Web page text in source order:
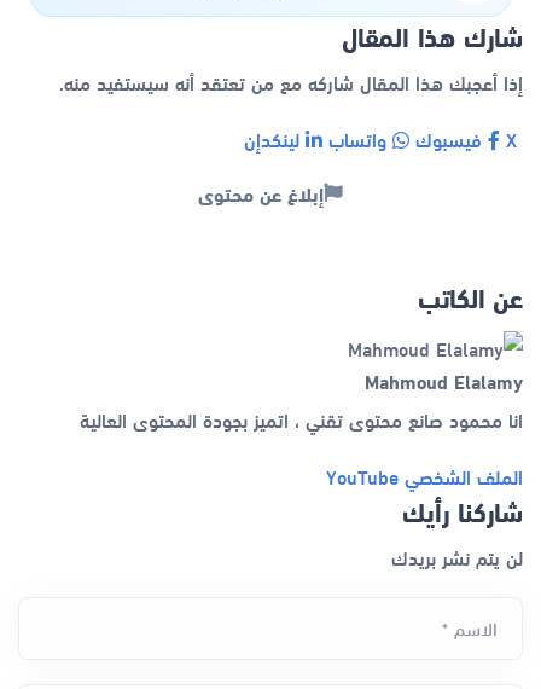
شارك هذا المقال
إذا أعجبك هذا المقال شاركه مع من تعتقد أنه سيستفيد منه.
فيسبوك واتساب لينكدإن
إبلاغ عن محتوى
عن الكاتب
Mahmoud Elalamy
انا محمود صانع محتوى تقني ، اتميز بجودة المحتوى العالية
الملف الشخصي YouTube
شاركنا رأيك
لن يتم نشر بريدك
الاسم *